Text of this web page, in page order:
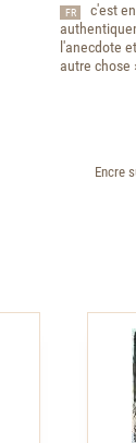
FR
c'est
l'anecdote
autre chose
Encre